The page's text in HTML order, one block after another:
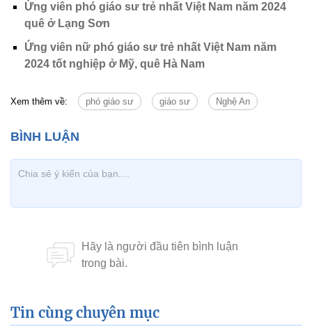
Ứng viên phó giáo sư trẻ nhất Việt Nam năm 2024
quê ở Lạng Sơn
Ứng viên nữ phó giáo sư trẻ nhất Việt Nam năm
2024 tốt nghiệp ở Mỹ, quê Hà Nam
Xem thêm về: phó giáo sư giáo sư Nghệ An
Tin cùng chuyên mục